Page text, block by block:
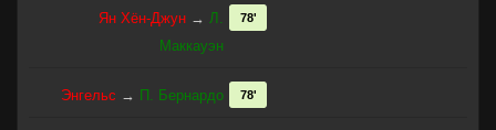
Ян Хён-Джун → Л.
Маккауэн
78'
Энгельс → П. Бернардо 78'